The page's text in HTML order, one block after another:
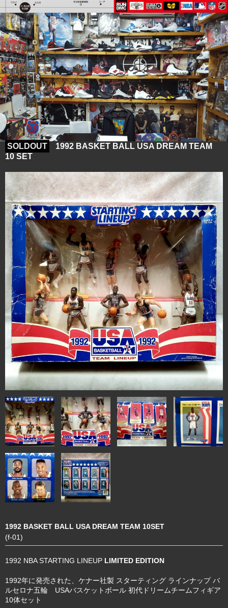
SOLDOUT
1992 BASKET BALL USA DREAM TEAM
10 SET
1992 BASKET BALL USA DREAM TEAM 10SET
(f-01)
1992 NBA STARTING LINEUP LIMITED EDITION
1992年に発売された、ケナー社製 スターティング ラインナップ バ
ルセロナ五輪 USAバスケットボール 初代ドリームチームフィギア
10体セット